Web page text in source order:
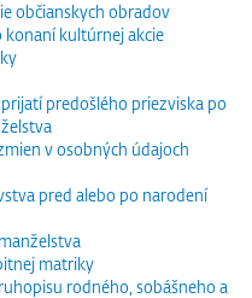
občianskych obradov
konaní kultúrnej akcie
predošlého priezviska po
v osobných údajoch
pred alebo po narodení
matriky
rodného, sobášneho a